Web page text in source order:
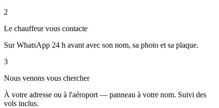
2
Le chauffeur vous contacte
Sur WhatsApp 24 h avant avec son nom, sa photo et sa plaque.
3
Nous venons vous chercher
À votre adresse ou à l'aéroport — panneau à votre nom. Suivi des
vols inclus.